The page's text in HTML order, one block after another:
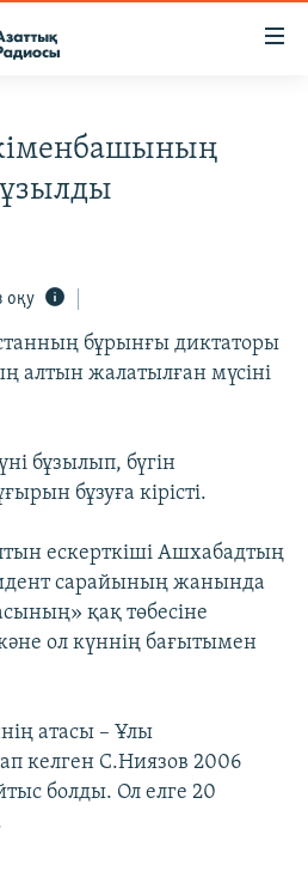
оқу
бұрынғы диктаторы
алтын жалатылған мүсіні
бұзылып, бүгін
бұзуға кірісті.
ескерткіші Ашхабадтың
сарайының жанында
қақ төбесіне
ол күннің бағытымен
атасы – Ұлы
келген С.Ниязов 2006
болды. Ол елге 20